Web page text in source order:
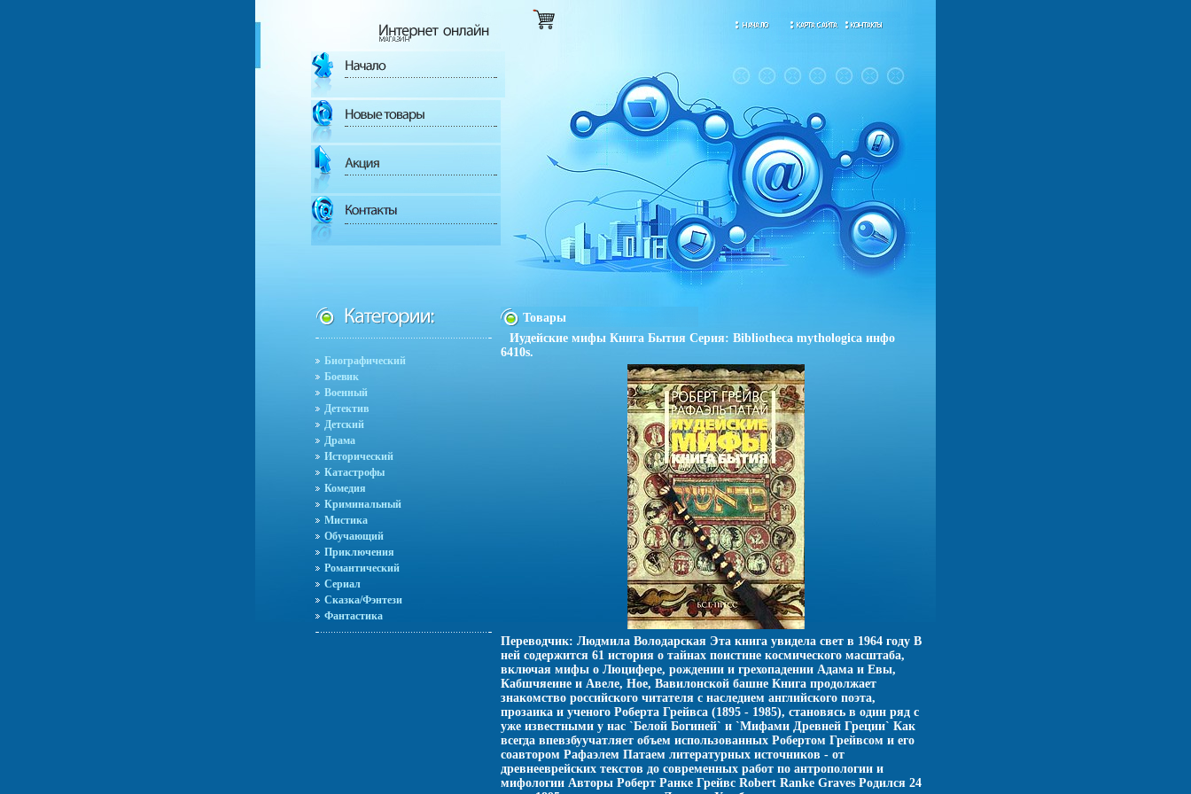
Биографический
Боевик
Военный
Детектив
Детский
Драма
Исторический
Катастрофы
Комедия
Криминальный
Мистика
Обучающий
Приключения
Романтический
Сериал
Сказка/Фэнтези
Фантастика
Товары
Иудейские мифы Книга Бытия Серия: Bibliotheca mythologica инфо
6410s.
Переводчик: Людмила Володарская Эта книга увидела свет в 1964 году В
ней содержится 61 история о тайнах поистине космического масштаба,
включая мифы о Люцифере, рождении и грехопадении Адама и Евы,
Кабшчяеине и Авеле, Ное, Вавилонской башне Книга продолжает
знакомство российского читателя с наследием английского поэта,
прозаика и ученого Роберта Грейвса (1895 - 1985), становясь в один ряд с
уже известными у нас `Белой Богиней` и `Мифами Древней Греции` Как
всегда впевзбуучатляет объем использованных Робертом Грейвсом и его
соавтором Рафаэлем Патаем литературных источников - от
древнееврейских текстов до современных работ по антропологии и
мифологии Авторы Роберт Ранке Грейвс Robert Ranke Graves Родился 24